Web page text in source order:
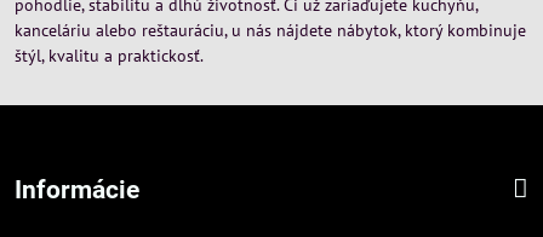
pohodlie, stabilitu a dlhú životnosť. Či už zariaďujete kuchyňu,
kanceláriu alebo reštauráciu, u nás nájdete nábytok, ktorý kombinuje
štýl, kvalitu a praktickosť.
Informácie